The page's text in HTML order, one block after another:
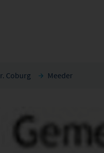
Coburg Meeder